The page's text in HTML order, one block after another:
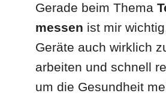
Gerade beim Thema
messen ist mir
Geräte auch wirklich
arbeiten und schnell
um die Gesundheit